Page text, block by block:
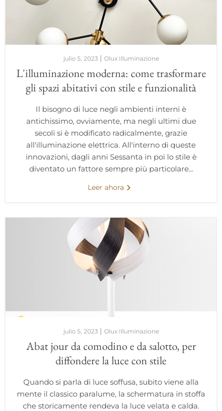
julio 5, 2023 Olux Illuminazione
L'illuminazione moderna: come trasformare
gli spazi abitativi con stile e funzionalità
Il bisogno di luce negli ambienti interni è
antichissimo, ovviamente, ma negli ultimi due
secoli si è modificato radicalmente, grazie
all'illuminazione elettrica. All'interno di queste
innovazioni, dagli anni Sessanta in poi lo stile è
diventato un fattore sempre più particolare...
Leer ahora
julio 5, 2023 Olux Illuminazione
Abat jour da comodino e da salotto, per
diffondere la luce con stile
Quando si parla di luce soffusa, subito viene alla
mente il classico paralume, la schermatura in stoffa
che storicamente rendeva la luce velata e calda.